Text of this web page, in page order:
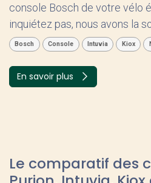
console Bosch de votre vélo
inquiétez pas, nous avons la
Bosch Console Intuvia Kiox
En savoir plus
Le comparatif des